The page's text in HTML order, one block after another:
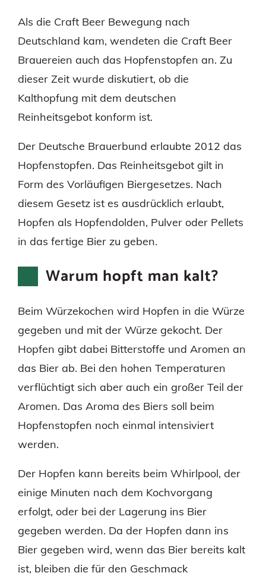
Als die Craft Beer Bewegung nach
Deutschland kam, wendeten die Craft Beer
Brauereien auch das Hopfenstopfen an. Zu
dieser Zeit wurde diskutiert, ob die
Kalthopfung mit dem deutschen
Reinheitsgebot konform ist.
Der Deutsche Brauerbund erlaubte 2012 das
Hopfenstopfen. Das Reinheitsgebot gilt in
Form des Vorläufigen Biergesetzes. Nach
diesem Gesetz ist es ausdrücklich erlaubt,
Hopfen als Hopfendolden, Pulver oder Pellets
in das fertige Bier zu geben.
Warum hopft man kalt?
Beim Würzekochen wird Hopfen in die Würze
gegeben und mit der Würze gekocht. Der
Hopfen gibt dabei Bitterstoffe und Aromen an
das Bier ab. Bei den hohen Temperaturen
verflüchtigt sich aber auch ein großer Teil der
Aromen. Das Aroma des Biers soll beim
Hopfenstopfen noch einmal intensiviert
werden.
Der Hopfen kann bereits beim Whirlpool, der
einige Minuten nach dem Kochvorgang
erfolgt, oder bei der Lagerung ins Bier
gegeben werden. Da der Hopfen dann ins
Bier gegeben wird, wenn das Bier bereits kalt
ist, bleiben die für den Geschmack